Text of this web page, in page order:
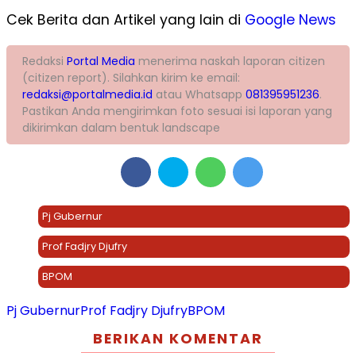
Cek Berita dan Artikel yang lain di Google News
Redaksi Portal Media menerima naskah laporan citizen
(citizen report). Silahkan kirim ke email:
redaksi@portalmedia.id atau Whatsapp 081395951236.
Pastikan Anda mengirimkan foto sesuai isi laporan yang
dikirimkan dalam bentuk landscape
Pj Gubernur
Prof Fadjry Djufry
BPOM
Pj GubernurProf Fadjry DjufryBPOM
BERIKAN KOMENTAR